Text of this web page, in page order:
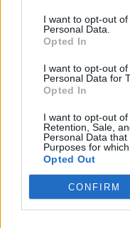
I want to opt-out
Personal Data.
Opted In
I want to opt-out
Personal Data for
Opted In
I want to opt-out of
Retention, Sale,
Personal Data
Purposes for
Opted Out
CONFIRM
Iniciais de tradicional
B
Revista brasileira
Forma curta de "estou":
Ô
O que a íris define no